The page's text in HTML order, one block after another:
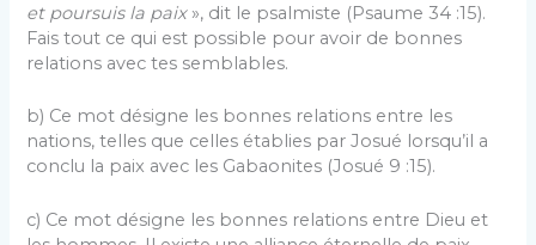
et poursuis la paix», dit le psalmiste (Psaume 34 :15).
Fais tout ce qui est possible pour avoir de bonnes
relations avec tes semblables.
b) Ce mot désigne les bonnes relations entre les
nations, telles que celles établies par Josué lorsqu’il a
conclu la paix avec les Gabaonites (Josué 9 :15).
c) Ce mot désigne les bonnes relations entre Dieu et